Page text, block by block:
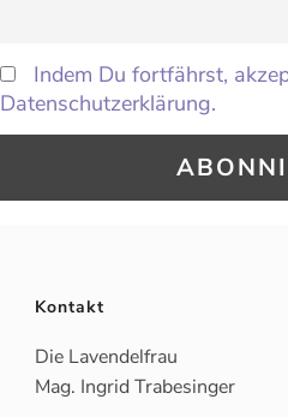
Indem Du fortfährst,
Datenschutzerklärung.
Kontakt
Die Lavendelfrau
Mag. Ingrid Trabesinger